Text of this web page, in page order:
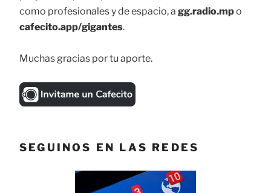
como profesionales y de espacio, a gg.radio.mpo
cafecito.app/gigantes.
Muchas gracias por tu aporte.
SEGUINOS EN LAS REDES